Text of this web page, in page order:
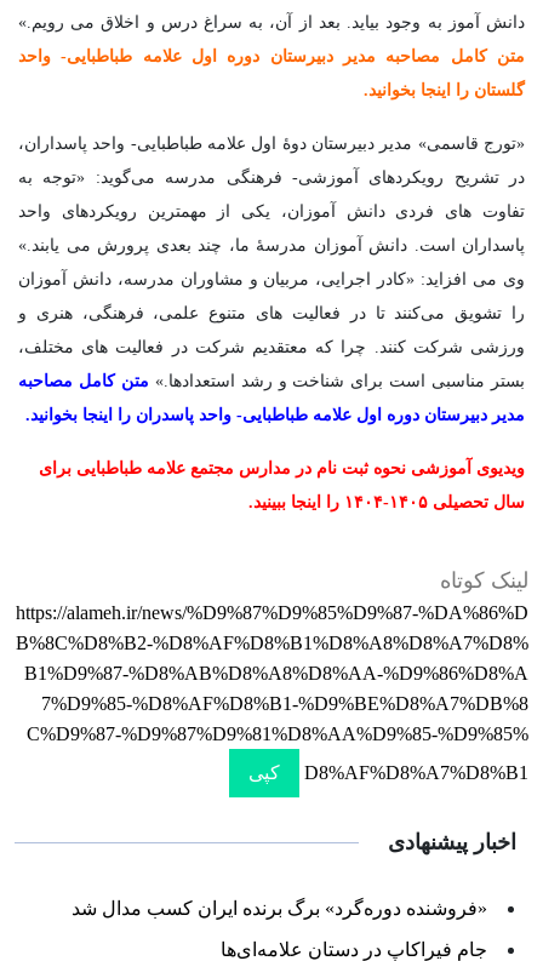
دانش آموز به وجود بیاید. بعد از آن، به سراغ درس و اخلاق می رویم.»
متن کامل مصاحبه مدیر دبیرستان دوره اول علامه طباطبایی- واحد
گلستان را اینجا بخوانید.
«تورج قاسمی» مدیر دبیرستان دوۀ اول علامه طباطبایی- واحد پاسداران،
در تشریح رویکردهای آموزشی- فرهنگی مدرسه می‌گوید: «توجه به
تفاوت های فردی دانش آموزان، یکی از مهمترین رویکردهای واحد
پاسداران است. دانش آموزان مدرسۀ ما، چند بعدی پرورش می یابند.»
وی می افزاید: «کادر اجرایی، مربیان و مشاوران مدرسه، دانش آموزان
را تشویق می‌کنند تا در فعالیت های متنوع علمی، فرهنگی، هنری و
ورزشی شرکت کنند. چرا که معتقدیم شرکت در فعالیت های مختلف،
بستر مناسبی است برای شناخت و رشد استعدادها.» متن کامل مصاحبه
مدیر دبیرستان دوره اول علامه طباطبایی- واحد پاسدران را اینجا بخوانید.
ویدیوی آموزشی نحوه ثبت نام در مدارس مجتمع علامه طباطبایی برای
سال تحصیلی ۱۴۰۵-۱۴۰۴ را اینجا ببینید.
لینک کوتاه
https://alameh.ir/news/%D9%87%D9%85%D9%87-%DA%86%D
B%8C%D8%B2-%D8%AF%D8%B1%D8%A8%D8%A7%D8%
B1%D9%87-%D8%AB%D8%A8%D8%AA-%D9%86%D8%A
7%D9%85-%D8%AF%D8%B1-%D9%BE%D8%A7%DB%8
C%D9%87-%D9%87%D9%81%D8%AA%D9%85-%D9%85%
D8%AF%D8%A7%D8%B1
کپی
اخبار پیشنهادی
«فروشنده دوره‌گرد» برگ برنده ایران کسب مدال شد
جام فیراکاپ در دستان علامه‌ای‌ها